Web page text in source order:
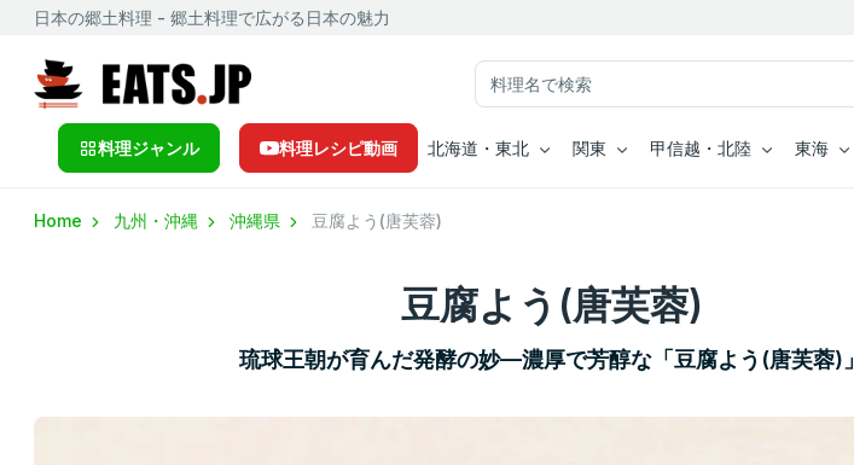
日本の郷土料理 - 郷土料理で広がる日本の魅力
料理ジャンル 料理レシピ動画 北海道・東北 関東 甲信越・北陸 東海
Home 九州・沖縄 沖縄県 豆腐よう(唐芙蓉)
豆腐よう(唐芙蓉)
琉球王朝が育んだ発酵の妙—濃厚で芳醇な「豆腐よう(唐芙蓉)」